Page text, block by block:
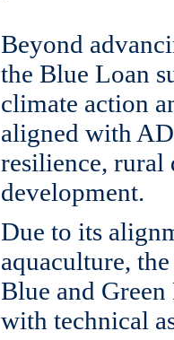
Beyond
the Blue Loan
climate action
aligned with
resilience, rural
development.
Due to its
aquaculture,
Blue and
with technical